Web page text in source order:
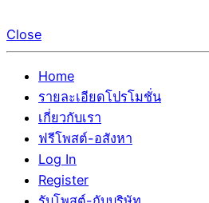
Close
Home
รายละเอียดโปรโมชั่น
เกี่ยวกับเรา
ฟรีโพสต์-อสังหา
Log In
Register